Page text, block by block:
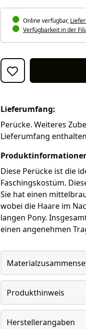
Online verfügbar,
Verfügbarkeit in der
Lieferumfang:
Perücke. Weiteres
Lieferumfang
Diese Perücke ist die
Faschingskostüm.
Sie hat einen
wobei die Haare im
langen Pony.
einen angenehmen
Produkthinweis
Herstellerangaben